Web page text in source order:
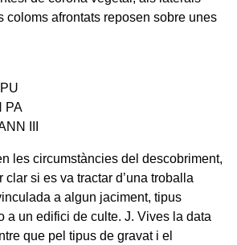
coloms afrontats reposen sobre unes
PA
III
les circumstàncies del descobriment,
clar si es va tractar d’una troballa
a algun jaciment, tipus
a un edifici de culte. J. Vives la data
que pel tipus de gravat i el